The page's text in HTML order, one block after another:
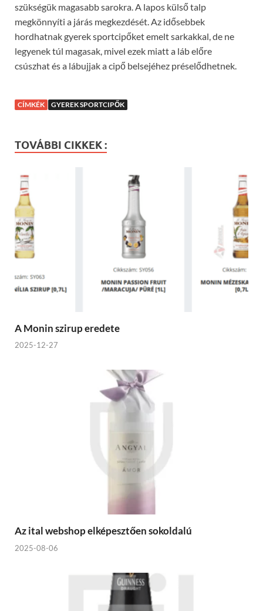
szükségük magasabb sarokra. A lapos külső talp
megkönnyíti a járás megkezdését. Az idősebbek
hordhatnak gyerek sportcipőket emelt sarkakkal, de ne
legyenek túl magasak, mivel ezek miatt a láb előre
csúszhat és a lábujjak a cipő belsejéhez préselődhetnek.
CÍMKÉK GYEREK SPORTCIPŐK
TOVÁBBI CIKKEK :
A Monin szirup eredete
2025-12-27
Az ital webshop elképesztően sokoldalú
2025-08-06